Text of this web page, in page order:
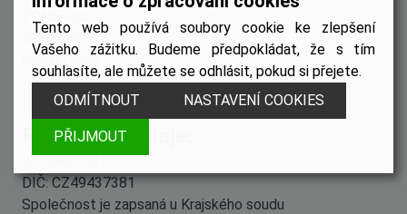
Nové sady 18
602 00 Brno
e-mail:info@inshop.cz
Fakturační údaje:
IČ: 49437381
DIČ: CZ49437381
Společnost je zapsaná u Krajského soudu
Tento web používá soubory cookie ke zlepšení
Vašeho zážitku. Budeme předpokládat, že s tím
souhlasíte, ale můžete se odhlásit, pokud si přejete.
ODMÍTNOUT
NASTAVENÍ COOKIES
PŘIJMOUT